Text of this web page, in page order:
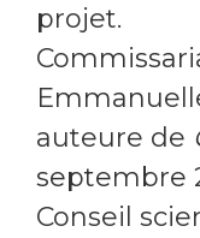
projet.
auteure de
septembre
Conseil